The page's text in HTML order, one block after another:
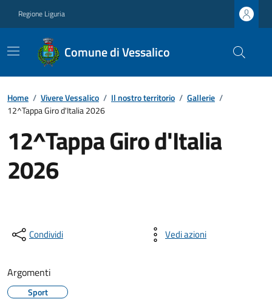
Regione Liguria
Comune di Vessalico
Home / Vivere Vessalico / Il nostro territorio / Gallerie /
12^Tappa Giro d'Italia 2026
12^Tappa Giro d'Italia
2026
Condividi Vedi azioni
Argomenti
Sport